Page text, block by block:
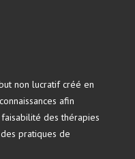
non lucratif créé en
afin
des thérapies
pratiques de